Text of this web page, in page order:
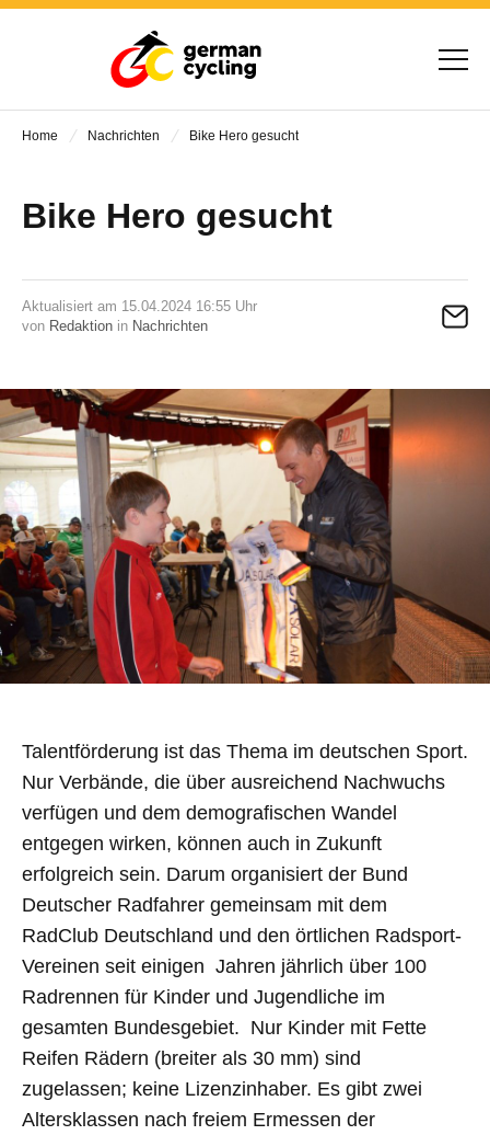
Home Nachrichten Bike Hero gesucht
Bike Hero gesucht
Aktualisiert am 15.04.2024 16:55 Uhr
von Redaktion in Nachrichten
Talentförderung ist das Thema im deutschen Sport.
Nur Verbände, die über ausreichend Nachwuchs
verfügen und dem demografischen Wandel
entgegen wirken, können auch in Zukunft
erfolgreich sein. Darum organisiert der Bund
Deutscher Radfahrer gemeinsam mit dem
RadClub Deutschland und den örtlichen Radsport-
Vereinen seit einigen Jahren jährlich über 100
Radrennen für Kinder und Jugendliche im
gesamten Bundesgebiet. Nur Kinder mit Fette
Reifen Rädern (breiter als 30 mm) sind
zugelassen; keine Lizenzinhaber. Es gibt zwei
Altersklassen nach freiem Ermessen der